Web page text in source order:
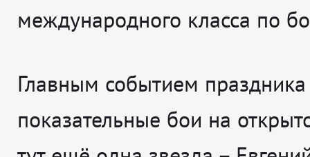
международного класса по
Главным событием праздника
показательные бои на